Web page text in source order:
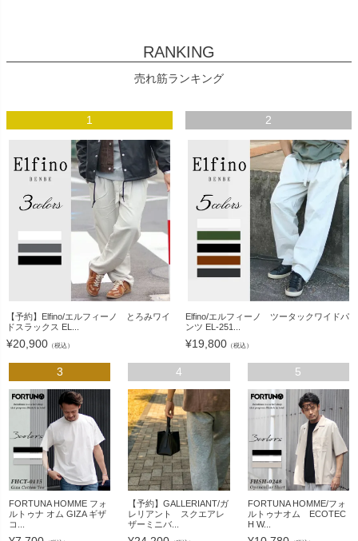
RANKING
売れ筋ランキング
1
【予約】Elfino/エルフィーノ とろみワイ
ドスラックス EL...
¥20,900 （税込）
2
Elfino/エルフィーノ ツータックワイドパ
ンツ EL-251...
¥19,800 （税込）
3
FORTUNA HOMME フォ
ルトゥナ オム GIZA ギザ
コ...
4
【予約】GALLERIANT/ガ
レリアント スクエアレ
ザーミニバ...
5
FORTUNA HOMME/フォ
ルトゥナオム ECOTEC
H W...